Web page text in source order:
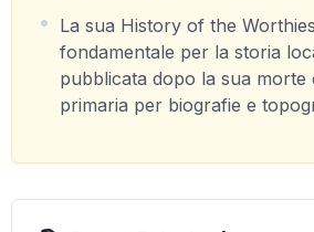
La sua History of the
fondamentale per la storia
pubblicata dopo la sua morte
primaria per biografie e